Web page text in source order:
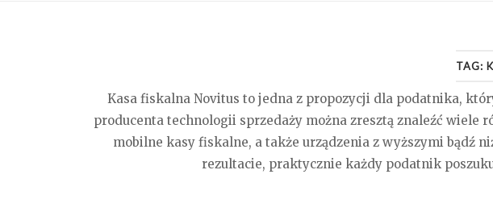
TAG:
Kasa fiskalna Novitus to jedna z propozycji dla podatnika,
producenta technologii sprzedaży można zresztą znaleźć
mobilne kasy fiskalne, a także urządzenia z wyższymi bądź
rezultacie, praktycznie każdy podatnik